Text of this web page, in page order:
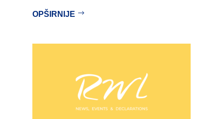
OPŠIRNIJE